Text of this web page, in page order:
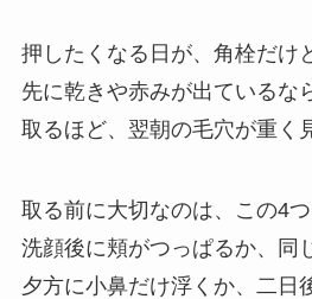
押したくなる日が、角栓だけ
先に乾きや赤みが出ているな
取るほど、翌朝の毛穴が重く
取る前に大切なのは、この4つ
洗顔後に頬がつっぱるか、同
夕方に小鼻だけ浮くか、二日